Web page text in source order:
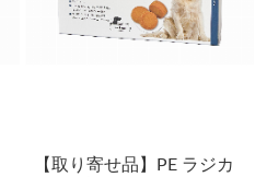
【取り寄せ品】PE ラジカ